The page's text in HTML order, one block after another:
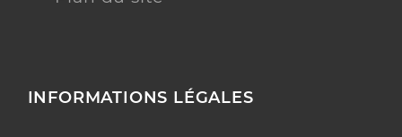
INFORMATIONS LÉGALES